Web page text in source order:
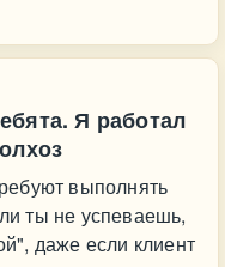
Я работал
выполнять
ты не успеваешь,
даже если клиент